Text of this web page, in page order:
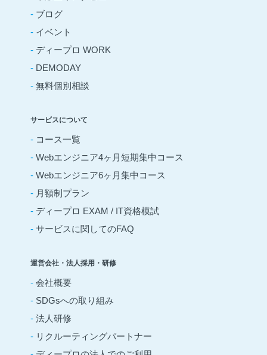
- ブログ
- イベント
- ディープロ WORK
- DEMODAY
- 無料個別相談
サービスについて
- コース一覧
- Webエンジニア4ヶ月短期集中コース
- Webエンジニア6ヶ月集中コース
- 月額制プラン
- ディープロ EXAM / IT資格模試
- サービスに関してのFAQ
運営会社・法人採用・研修
- 会社概要
- SDGsへの取り組み
- 法人研修
- リクルーティングパートナー